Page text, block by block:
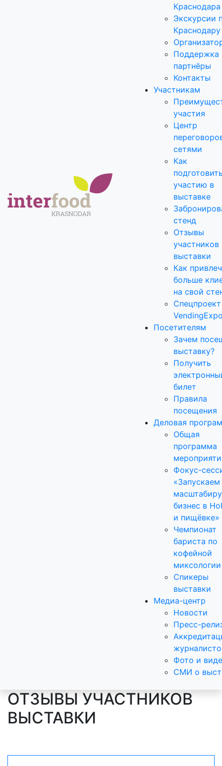
Краснодара
Экскурсии
Краснодару
Поддержка
партнёры
Контакты
Участникам
участия
Центр
сетями
Как
участию в
выставке
стенд
Отзывы
участников
выставки
Как
больше
на свой
Спецпроект
Посетителям
Зачем
выставку?
Получить
билет
Правила
посещения
Деловая
Общая
программа
Фокус-
бизнес в
и пищёвке»
Чемпионат
бариста по
кофейной
миксологии
Спикеры
выставки
Медиа-центр
Новости
Пресс-
Фото и
СМИ о
ОТЗЫВЫ УЧАСТНИКОВ
ВЫСТАВКИ